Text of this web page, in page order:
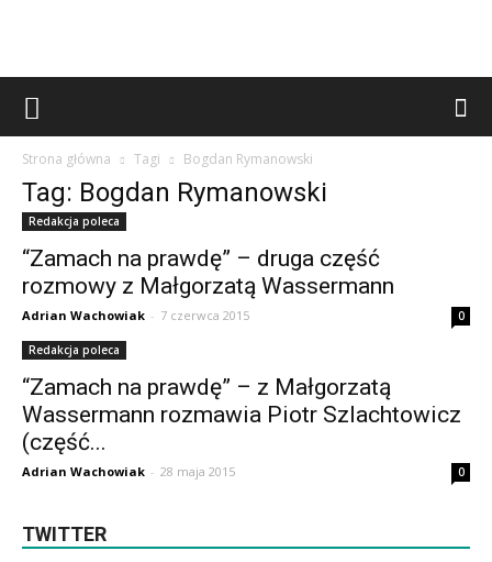
Strona główna Tagi Bogdan Rymanowski
Tag: Bogdan Rymanowski
Redakcja poleca
“Zamach na prawdę” – druga część
rozmowy z Małgorzatą Wassermann
Adrian Wachowiak - 7 czerwca 2015 0
Redakcja poleca
“Zamach na prawdę” – z Małgorzatą
Wassermann rozmawia Piotr Szlachtowicz
(część...
Adrian Wachowiak - 28 maja 2015 0
TWITTER